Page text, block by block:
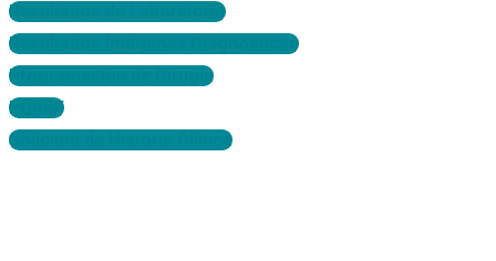
Resultados de Laboratorio
Resultados Imágenes Diagnósticas
Programación de Cirugía
PQRSF
Solicitud de Historia Clínica